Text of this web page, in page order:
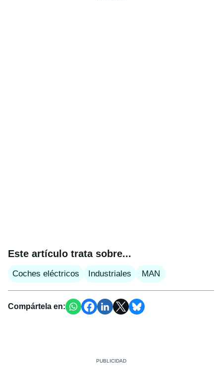
Este artículo trata sobre...
Coches eléctricos Industriales MAN
Compártela en: